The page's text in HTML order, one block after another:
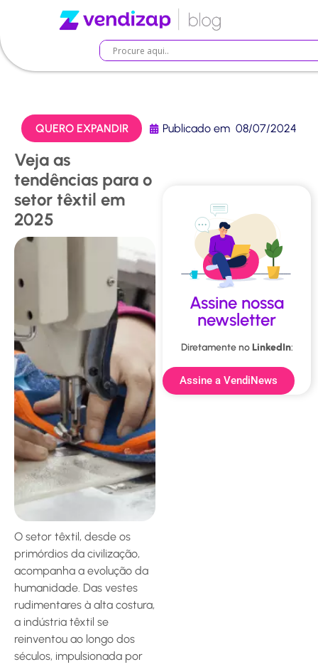
QUERO EXPANDIR Publicado em 08/07/2024
Veja as
tendências para o
setor têxtil em
2025
O setor têxtil, desde os
primórdios da civilização,
acompanha a evolução da
humanidade. Das vestes
rudimentares à alta costura,
a indústria têxtil se
reinventou ao longo dos
séculos, impulsionada por
Assine nossa
newsletter
Diretamente noLinkedIn:
Assine a VendiNews